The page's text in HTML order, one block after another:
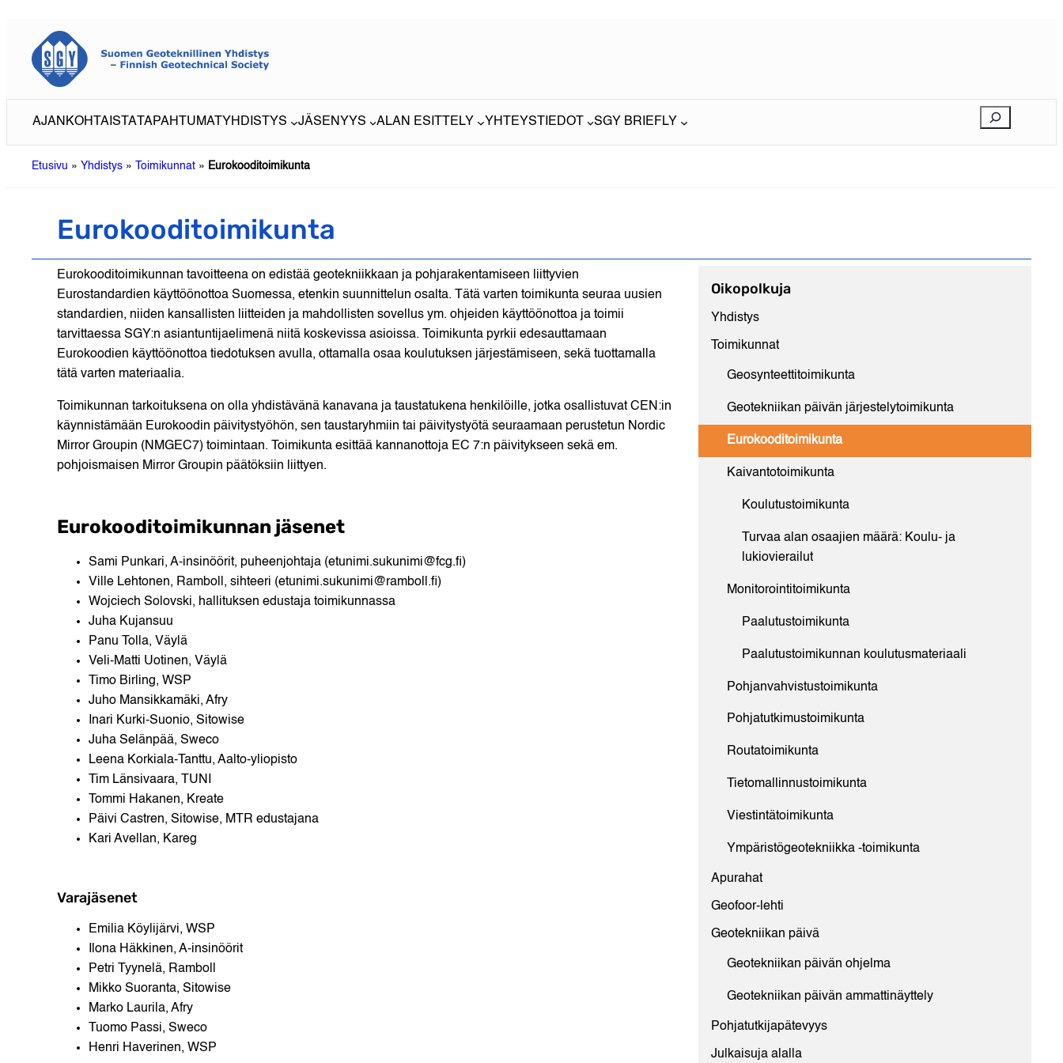
sisältöön
AJANKOHTAISTA TAPAHTUMAT YHDISTYS JÄSENYYS ALAN ESITTELY YHTEYSTIEDOT SGY BRIEFLY
Etusivu » Yhdistys » Toimikunnat » Eurokooditoimikunta
Eurokooditoimikunta
Eurokooditoimikunnan tavoitteena on edistää geotekniikkaan ja pohjarakentamiseen liittyvien
Eurostandardien käyttöönottoa Suomessa, etenkin suunnittelun osalta. Tätä varten toimikunta seuraa uusien
standardien, niiden kansallisten liitteiden ja mahdollisten sovellus ym. ohjeiden käyttöönottoa ja toimii
tarvittaessa SGY:n asiantuntijaelimenä niitä koskevissa asioissa. Toimikunta pyrkii edesauttamaan
Eurokoodien käyttöönottoa tiedotuksen avulla, ottamalla osaa koulutuksen järjestämiseen, sekä tuottamalla
tätä varten materiaalia.
Toimikunnan tarkoituksena on olla yhdistävänä kanavana ja taustatukena henkilöille, jotka osallistuvat CEN:in
käynnistämään Eurokoodin päivitystyöhön, sen taustaryhmiin tai päivitystyötä seuraamaan perustetun Nordic
Mirror Groupin (NMGEC7) toimintaan. Toimikunta esittää kannanottoja EC 7:n päivitykseen sekä em.
pohjoismaisen Mirror Groupin päätöksiin liittyen.
Eurokooditoimikunnan jäsenet
Sami Punkari, A-insinöörit, puheenjohtaja (etunimi.sukunimi@fcg.fi)
Ville Lehtonen, Ramboll, sihteeri (etunimi.sukunimi@ramboll.fi)
Wojciech Solovski, hallituksen edustaja toimikunnassa
Juha Kujansuu
Panu Tolla, Väylä
Veli-Matti Uotinen, Väylä
Timo Birling, WSP
Juho Mansikkamäki, Afry
Inari Kurki-Suonio, Sitowise
Juha Selänpää, Sweco
Leena Korkiala-Tanttu, Aalto-yliopisto
Tim Länsivaara, TUNI
Tommi Hakanen, Kreate
Päivi Castren, Sitowise, MTR edustajana
Kari Avellan, Kareg
Varajäsenet
Emilia Köylijärvi, WSP
Ilona Häkkinen, A-insinöörit
Petri Tyynelä, Ramboll
Mikko Suoranta, Sitowise
Marko Laurila, Afry
Tuomo Passi, Sweco
Henri Haverinen, WSP
Oikopolkuja
Yhdistys
Toimikunnat
Geosynteettitoimikunta
Geotekniikan päivän järjestelytoimikunta
Eurokooditoimikunta
Kaivantotoimikunta
Koulutustoimikunta
Turvaa alan osaajien määrä: Koulu- ja
lukiovierailut
Monitorointitoimikunta
Paalutustoimikunta
Paalutustoimikunnan koulutusmateriaali
Pohjanvahvistustoimikunta
Pohjatutkimustoimikunta
Routatoimikunta
Tietomallinnustoimikunta
Viestintätoimikunta
Ympäristögeotekniikka -toimikunta
Apurahat
Geofoor-lehti
Geotekniikan päivä
Geotekniikan päivän ohjelma
Geotekniikan päivän ammattinäyttely
Pohjatutkijapätevyys
Julkaisuja alalla